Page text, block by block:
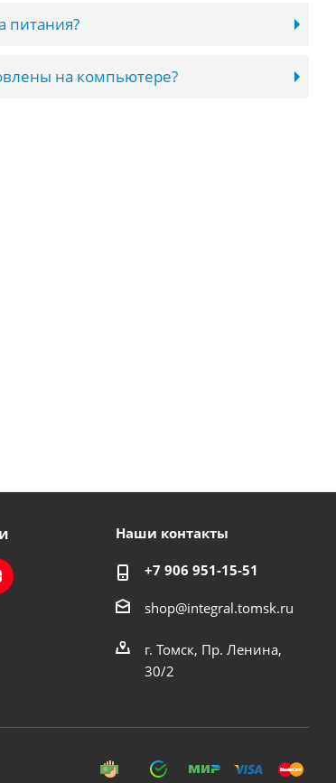
питания?
на компьютере?
Наши контакты
+7 906 951-15-51
shop@integral.tomsk.ru
г. Томск, Пр. Ленина,
30/2